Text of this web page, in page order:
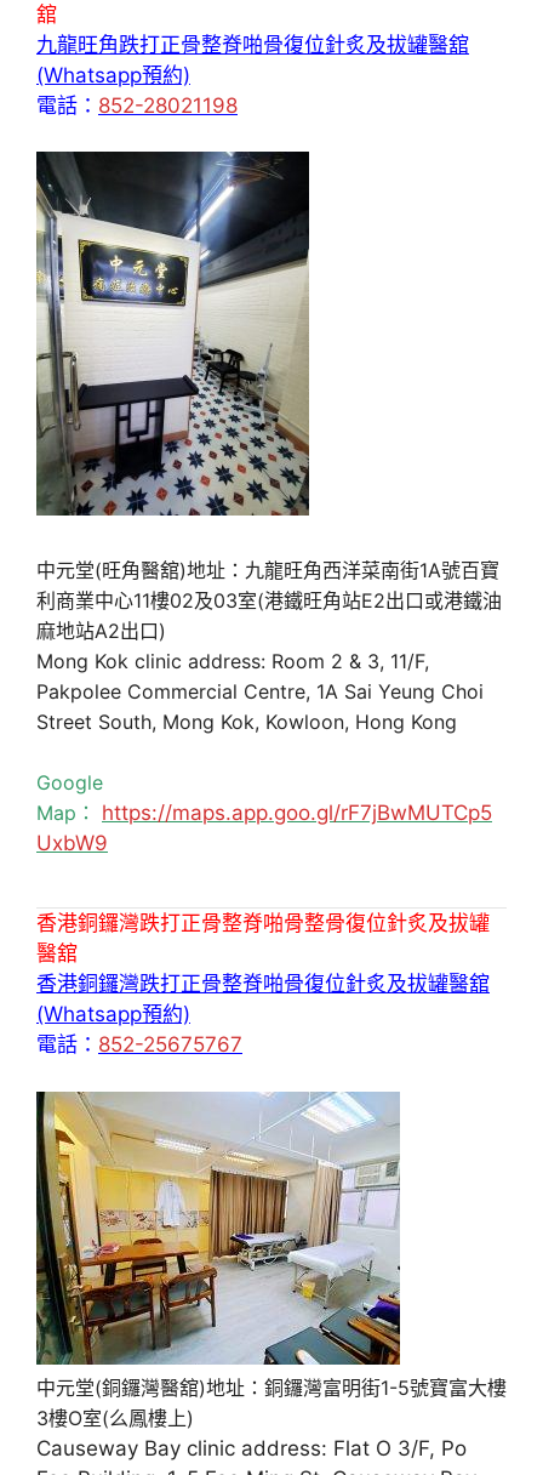
舘
九龍旺角跌打正骨整脊啪骨復位針炙及拔罐醫舘
(Whatsapp預約)
電話： 852-28021198
中元堂(旺角醫舘)地址：九龍旺角西洋菜南街1A號百寶
利商業中心11樓02及03室(港鐵旺角站E2出口或港鐵油
麻地站A2出口)
Mong Kok clinic address: Room 2 & 3, 11/F,
Pakpolee Commercial Centre, 1A Sai Yeung Choi
Street South, Mong Kok, Kowloon, Hong Kong
Google
Map： https://maps.app.goo.gl/rF7jBwMUTCp5
UxbW9
香港銅鑼灣跌打正骨整脊啪骨整骨復位針炙及拔罐
醫舘
香港銅鑼灣跌打正骨整脊啪骨復位針炙及拔罐醫舘
(Whatsapp預約)
電話： 852-25675767
中元堂(銅鑼灣醫舘)地址：銅鑼灣富明街1-5號寶富大樓
3樓O室(么鳳樓上)
Causeway Bay clinic address: Flat O 3/F, Po